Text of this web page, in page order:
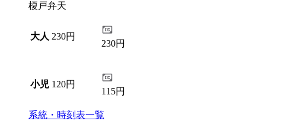
榎戸弁天
大人 230円
230円
小児 120円
115円
系統・時刻表一覧